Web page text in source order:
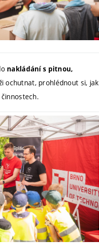
nakládání s pitnou,
ochutnat, prohlédnout si, jak